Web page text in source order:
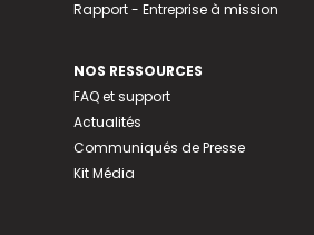
Rapport - Entreprise à mission
NOS RESSOURCES
FAQ et support
Actualités
Communiqués de Presse
Kit Média